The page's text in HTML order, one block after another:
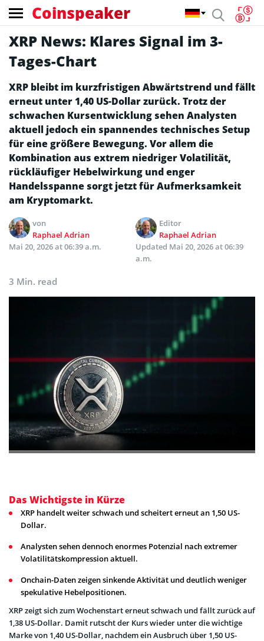
Coinspeaker
XRP News: Klares Signal im 3-
Tages-Chart
XRP bleibt im kurzfristigen Abwärtstrend und fällt
erneut unter 1,40 US-Dollar zurück. Trotz der
schwachen Kursentwicklung sehen Analysten
aktuell jedoch ein spannendes technisches Setup
für eine größere Bewegung. Vor allem die
Kombination aus extrem niedriger Volatilität,
rückläufiger Hebelwirkung und enger
Handelsspanne sorgt jetzt für Aufmerksamkeit
am Kryptomarkt.
von
Raphael Adrian
Editor
Raphael Adrian
Mai 20, 2026 at 06:39 a.m.
Updated Mai 20, 2026 at 06:39
a.m.
3 Min. read
Das Wichtigste in Kürze
XRP handelt weiter schwach und scheitert erneut an 1,50 US-
Dollar.
Analysten sehen dennoch enormes Potenzial nach extremer
Volatilitätskompression aktuell.
Onchain-Daten zeigen sinkende Aktivität und deutlich weniger
spekulative Hebelpositionen.
XRP zeigt sich zum Wochenstart erneut schwach und fällt zurück auf
1,38 US-Dollar. Damit rutscht der Kurs wieder unter die wichtige
Marke von 1,40 US-Dollar, nachdem ein Ausbruch über 1,50 US-